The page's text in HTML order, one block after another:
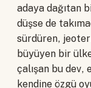
adaya dağıtan
düşse de
sürdüren,
büyüyen bir
çalışan bu dev,
kendine özgü